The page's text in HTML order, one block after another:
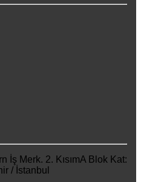
İş Merk. 2. KısımA Blok Kat:
/ İstanbul